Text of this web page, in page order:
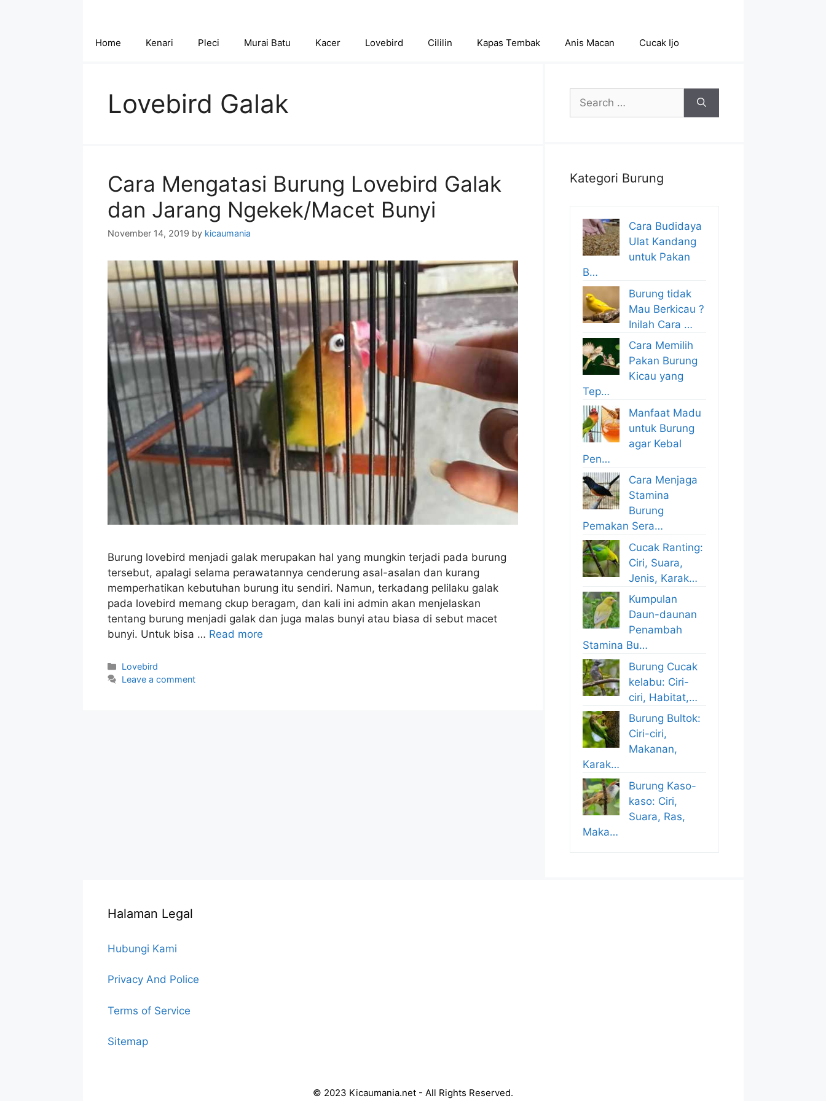
Home Kenari Pleci Murai Batu Kacer Lovebird Cililin Kapas Tembak Anis Macan Cucak Ijo
Lovebird Galak
Cara Mengatasi Burung Lovebird Galak
dan Jarang Ngekek/Macet Bunyi
November 14, 2019 by kicaumania
Burung lovebird menjadi galak merupakan hal yang mungkin terjadi pada burung
tersebut, apalagi selama perawatannya cenderung asal-asalan dan kurang
memperhatikan kebutuhan burung itu sendiri. Namun, terkadang pelilaku galak
pada lovebird memang ckup beragam, dan kali ini admin akan menjelaskan
tentang burung menjadi galak dan juga malas bunyi atau biasa di sebut macet
bunyi. Untuk bisa … Read more
Categories
Lovebird
Leave a comment
Search
for:
Kategori Burung
Cara Budidaya
Ulat Kandang
untuk Pakan
B…
Burung tidak
Mau Berkicau ?
Inilah Cara …
Cara Memilih
Pakan Burung
Kicau yang
Tep…
Manfaat Madu
untuk Burung
agar Kebal
Pen…
Cara Menjaga
Stamina
Burung
Pemakan Sera…
Cucak Ranting:
Ciri, Suara,
Jenis, Karak…
Kumpulan
Daun-daunan
Penambah
Stamina Bu…
Burung Cucak
kelabu: Ciri-
ciri, Habitat,…
Burung Bultok:
Ciri-ciri,
Makanan,
Karak…
Burung Kaso-
kaso: Ciri,
Suara, Ras,
Maka…
Halaman Legal
Hubungi Kami
Privacy And Police
Terms of Service
Sitemap
© 2023 Kicaumania.net - All Rights Reserved.